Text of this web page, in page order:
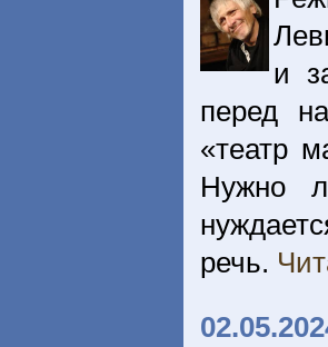
и
перед
«театр
Нужно
речь.